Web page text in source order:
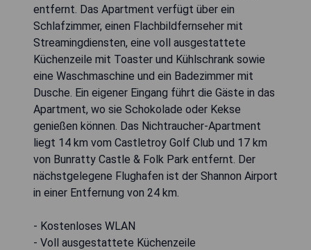
entfernt. Das Apartment verfügt über ein
Schlafzimmer, einen Flachbildfernseher mit
Streamingdiensten, eine voll ausgestattete
Küchenzeile mit Toaster und Kühlschrank sowie
eine Waschmaschine und ein Badezimmer mit
Dusche. Ein eigener Eingang führt die Gäste in das
Apartment, wo sie Schokolade oder Kekse
genießen können. Das Nichtraucher-Apartment
liegt 14 km vom Castletroy Golf Club und 17 km
von Bunratty Castle & Folk Park entfernt. Der
nächstgelegene Flughafen ist der Shannon Airport
in einer Entfernung von 24 km.
- Kostenloses WLAN
- Voll ausgestattete Küchenzeile